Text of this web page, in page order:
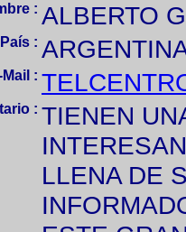
: ALBERTO
País :
Mail :
: TIENEN
LLENA DE